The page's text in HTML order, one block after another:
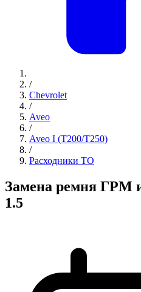
/
Chevrolet
/
Aveo
/
Aveo I (T200/T250)
/
Расходники ТО
Замена ремня ГРМ
1.5